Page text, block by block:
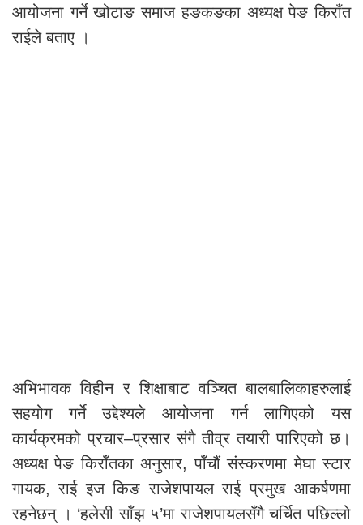
आयोजना गर्ने खोटाङ समाज हङकङका अध्यक्ष पेङ किराँत
राईले बताए ।
अभिभावक विहीन र शिक्षाबाट वञ्चित बालबालिकाहरुलाई
सहयोग गर्ने उद्देश्यले आयोजना गर्न लागिएको यस
कार्यक्रमको प्रचार–प्रसार संगै तीव्र तयारी पारिएको छ।
अध्यक्ष पेङ किराँतका अनुसार, पाँचौं संस्करणमा मेघा स्टार
गायक, राई इज किङ राजेशपायल राई प्रमुख आकर्षणमा
रहनेछन् । ‘हलेसी साँझ ५’मा राजेशपायलसँगै चर्चित पछिल्लो